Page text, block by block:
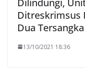
Ditreskrimsus
Dua Tersangka
13/10/2021 18:36